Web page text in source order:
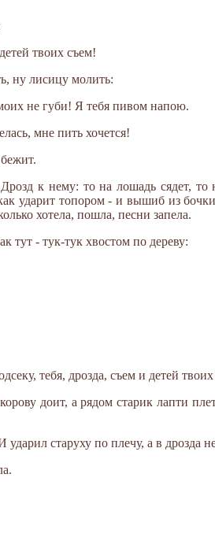
твоих съем!
ну лисицу молить:
не губи! Я тебя пивом напою.
мне пить хочется!
к нему: то на лошадь сядет, то
ударит топором - и вышиб из
хотела, пошла, песни запела.
тут - тук-тук хвостом по дереву:
тебя, дрозда, съем и детей
доит, а рядом старик лапти
старуху по плечу, а в дрозда